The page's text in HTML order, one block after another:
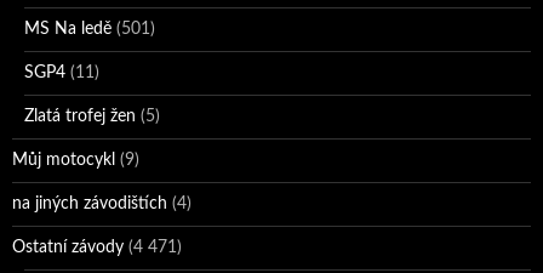
MS Na ledě (501)
SGP4 (11)
Zlatá trofej žen (5)
Můj motocykl (9)
na jiných závodištích (4)
Ostatní závody (4 471)